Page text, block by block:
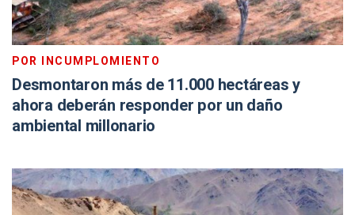
POR INCUMPLOMIENTO
Desmontaron más de 11.000 hectáreas y
ahora deberán responder por un daño
ambiental millonario